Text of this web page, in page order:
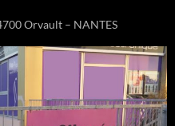
Orvault – NANTES